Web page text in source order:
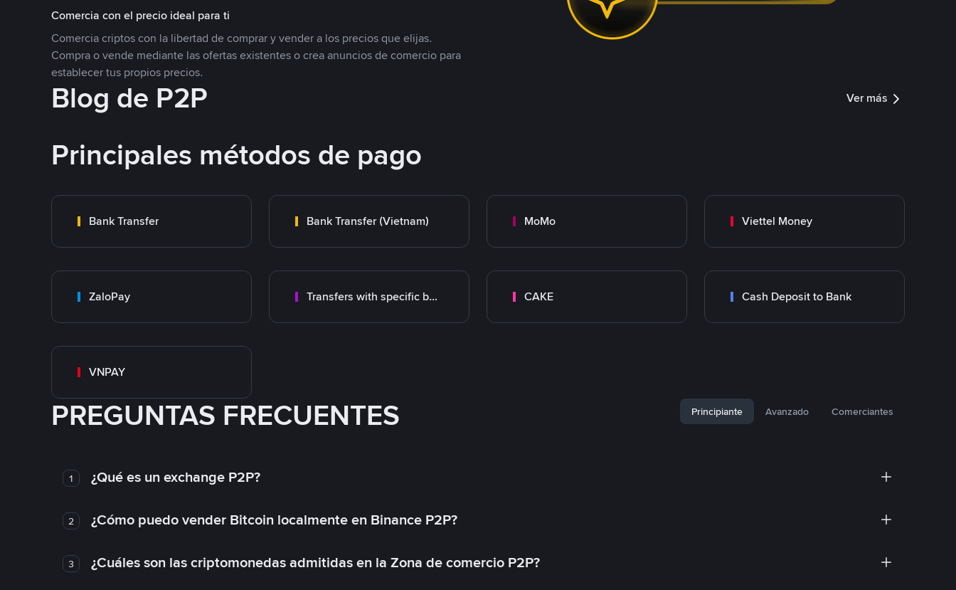
Comercia con el precio ideal para ti
Comercia criptos con la libertad de comprar y vender a los precios que elijas.
Compra o vende mediante las ofertas existentes o crea anuncios de comercio para
establecer tus propios precios.
Blog de P2P Ver más
Principales métodos de pago
Bank Transfer Bank Transfer (Vietnam) MoMo Viettel Money
ZaloPay Transfers with specific bank CAKE Cash Deposit to Bank
VNPAY
PREGUNTAS FRECUENTES Principiante Avanzado Comerciantes
1 ¿Qué es un exchange P2P?
2 ¿Cómo puedo vender Bitcoin localmente en Binance P2P?
3 ¿Cuáles son las criptomonedas admitidas en la Zona de comercio P2P?